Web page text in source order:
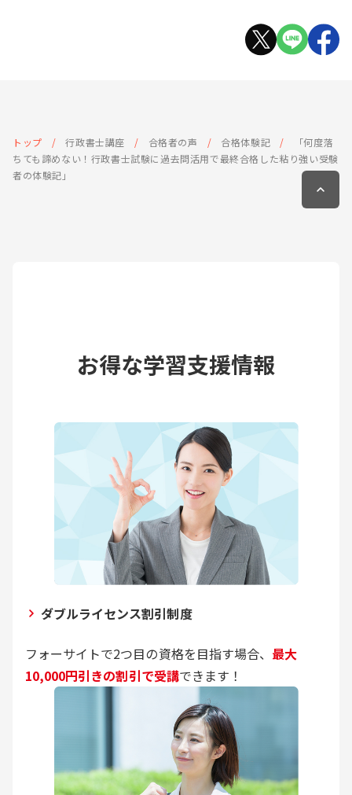
トップ 行政書士講座 合格者の声 合格体験記
「何度落
ちても諦めない！行政書士試験に過去問活用で最終合格した粘り強い受験
者の体験記」
お得な学習支援情報
ダブルライセンス割引制度
フォーサイトで2つ目の資格を目指す場合、 最大
10,000円引きの割引で受講できます！